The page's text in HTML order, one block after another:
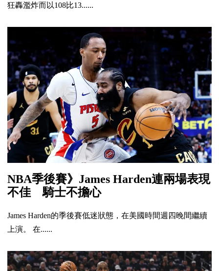
狂轟濫炸而以108比13......
NBA季後賽》James Harden連兩場表現
不佳 騎士不擔心
James Harden的季後賽低迷狀態，在美國時間週四晚間繼續
上演。 在......